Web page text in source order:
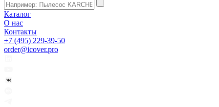
Каталог
О нас
Контакты
+7 (495) 229-39-50
order@icover.pro